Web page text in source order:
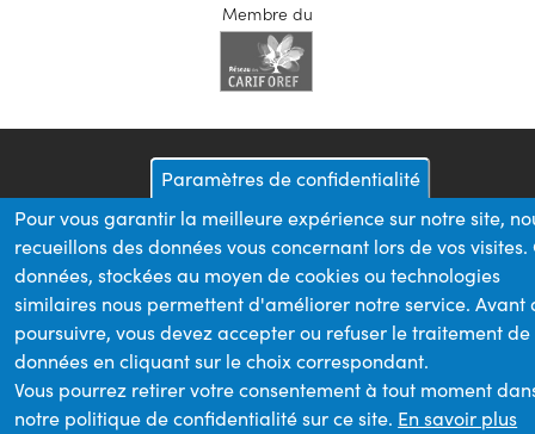
Membre du
Paramètres de confidentialité
Pour vous garantir la meilleure expérience sur notre site,
recueillons des données vous concernant lors de vos visites.
données, stockées au moyen de cookies ou technologies
similaires nous permettent d'améliorer notre service. Avant
poursuivre, vous devez accepter ou refuser le traitement de
données en cliquant sur le choix correspondant.
Vous pourrez retirer votre consentement à tout moment
notre politique de confidentialité sur ce site. En savoir plus